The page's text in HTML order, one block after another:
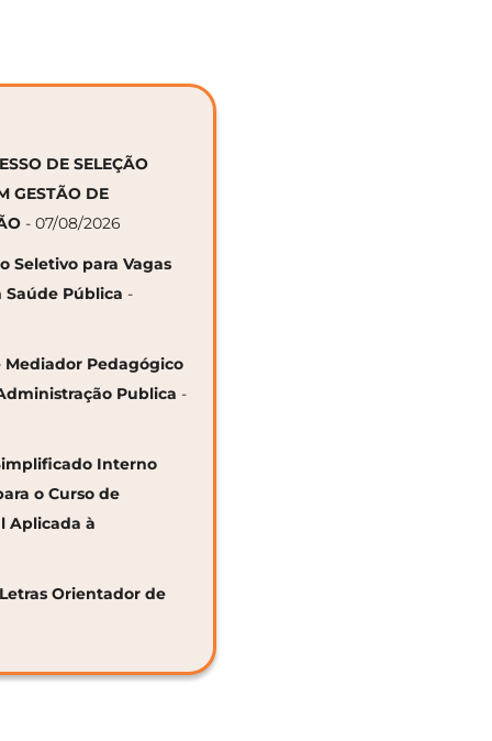
DE SELEÇÃO
GESTÃO DE
- 07/08/2026
Seletivo para Vagas
Saúde Pública -
Mediador Pedagógico
Publica -
Interno
o Curso de
Aplicada à
Orientador de